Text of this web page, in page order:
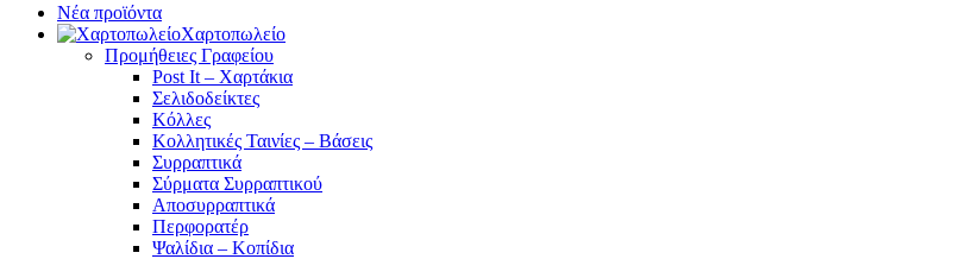
Νέα προϊόντα
Χαρτοπωλείο
Προμήθειες Γραφείου
Post It – Χαρτάκια
Σελιδοδείκτες
Κόλλες
Κολλητικές Ταινίες – Βάσεις
Συρραπτικά
Σύρματα Συρραπτικού
Αποσυρραπτικά
Περφορατέρ
Ψαλίδια – Κοπίδια